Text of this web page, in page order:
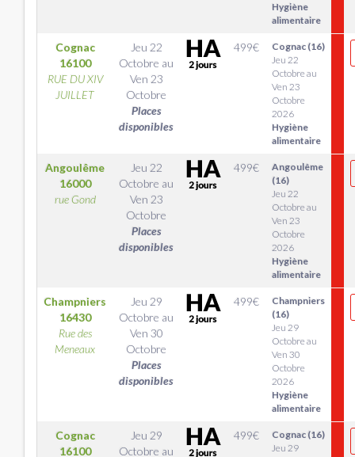
Hygiène
alimentaire
Cognac
16100
RUE DU XIV
JUILLET
Jeu 22
Octobre au
Ven 23
Octobre
Places
disponibles
499€
Cognac (16)
Jeu 22
Octobre au
Ven 23
Octobre
2026
Hygiène
alimentaire
Angoulême
16000
rue Gond
Jeu 22
Octobre au
Ven 23
Octobre
Places
disponibles
499€
Angoulême
(16)
Jeu 22
Octobre au
Ven 23
Octobre
2026
Hygiène
alimentaire
Champniers
16430
Rue des
Meneaux
Jeu 29
Octobre au
Ven 30
Octobre
Places
disponibles
499€
Champniers
(16)
Jeu 29
Octobre au
Ven 30
Octobre
2026
Hygiène
alimentaire
Cognac
16100
Jeu 29
Octobre au
499€
Cognac (16)
Jeu 29